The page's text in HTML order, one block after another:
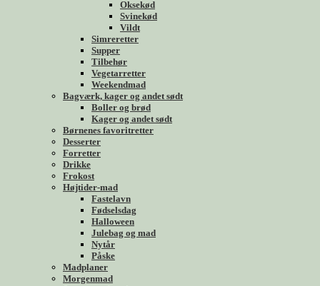
Oksekød
Svinekød
Vildt
Simreretter
Supper
Tilbehør
Vegetarretter
Weekendmad
Bagværk, kager og andet sødt
Boller og brød
Kager og andet sødt
Børnenes favoritretter
Desserter
Forretter
Drikke
Frokost
Højtider-mad
Fastelavn
Fødselsdag
Halloween
Julebag og mad
Nytår
Påske
Madplaner
Morgenmad